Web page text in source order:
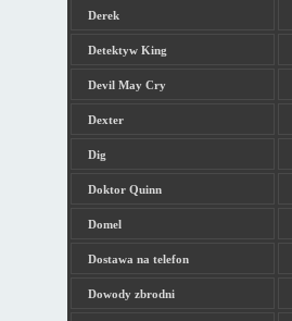
Derek
Detektyw King
Devil May Cry
Dexter
Dig
Doktor Quinn
Domel
Dostawa na telefon
Dowody zbrodni